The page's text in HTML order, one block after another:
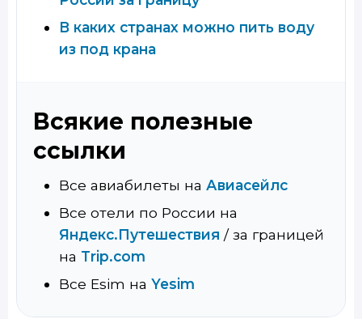
В каких странах можно пить воду
из под крана
Всякие полезные
ссылки
Все авиабилеты наАвиасейлс
Все отели по России на
Яндекс.Путешествия / за границей
на Trip.com
Все Esim наYesim